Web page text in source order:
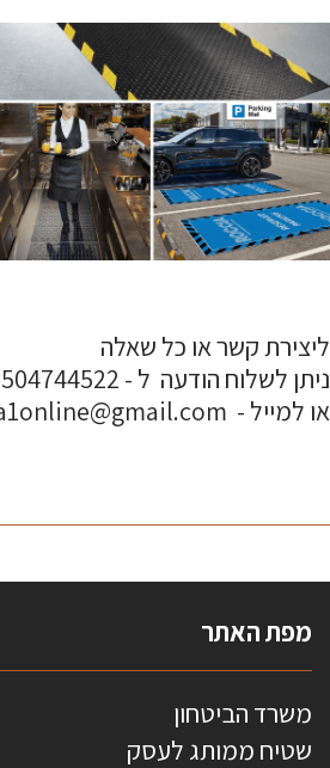
ליצירת קשר או כל שאלה
ניתן לשלוח הודעה ל - 0504744522
או למייל - nesicha1online@gmail.com
מפת האתר
משרד הביטחון
שטיח ממותג לעסק